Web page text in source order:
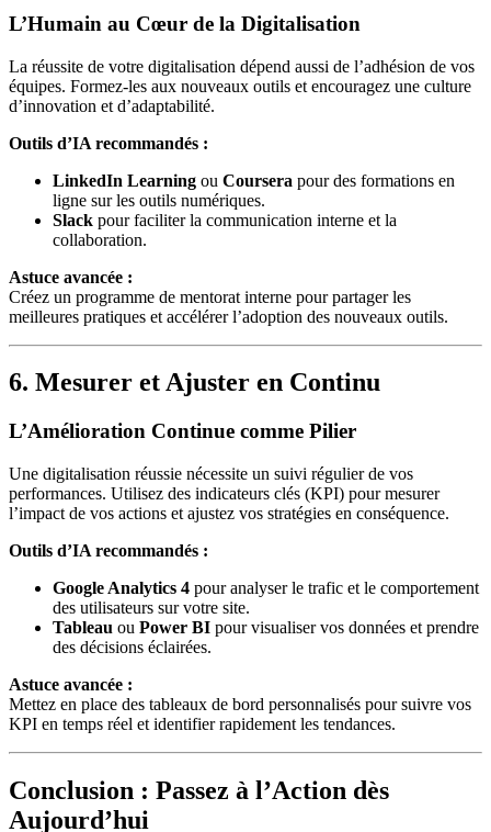
L’Humain au Cœur de la Digitalisation
La réussite de votre digitalisation dépend aussi de l’adhésion de vos
équipes. Formez-les aux nouveaux outils et encouragez une culture
d’innovation et d’adaptabilité.
Outils d’IA recommandés :
LinkedIn Learning ou Coursera pour des formations en
ligne sur les outils numériques.
Slack pour faciliter la communication interne et la
collaboration.
Astuce avancée :
Créez un programme de mentorat interne pour partager les
meilleures pratiques et accélérer l’adoption des nouveaux outils.
6. Mesurer et Ajuster en Continu
L’Amélioration Continue comme Pilier
Une digitalisation réussie nécessite un suivi régulier de vos
performances. Utilisez des indicateurs clés (KPI) pour mesurer
l’impact de vos actions et ajustez vos stratégies en conséquence.
Outils d’IA recommandés :
Google Analytics 4 pour analyser le trafic et le comportement
des utilisateurs sur votre site.
Tableau ou Power BI pour visualiser vos données et prendre
des décisions éclairées.
Astuce avancée :
Mettez en place des tableaux de bord personnalisés pour suivre vos
KPI en temps réel et identifier rapidement les tendances.
Conclusion : Passez à l’Action dès
Aujourd’hui